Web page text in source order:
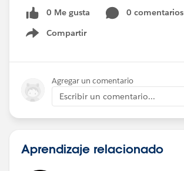
0 Me gusta
0 comentarios
Compartir
Show menu
Agregar un comentario
Escribir un comentario...
Aprendizaje relacionado